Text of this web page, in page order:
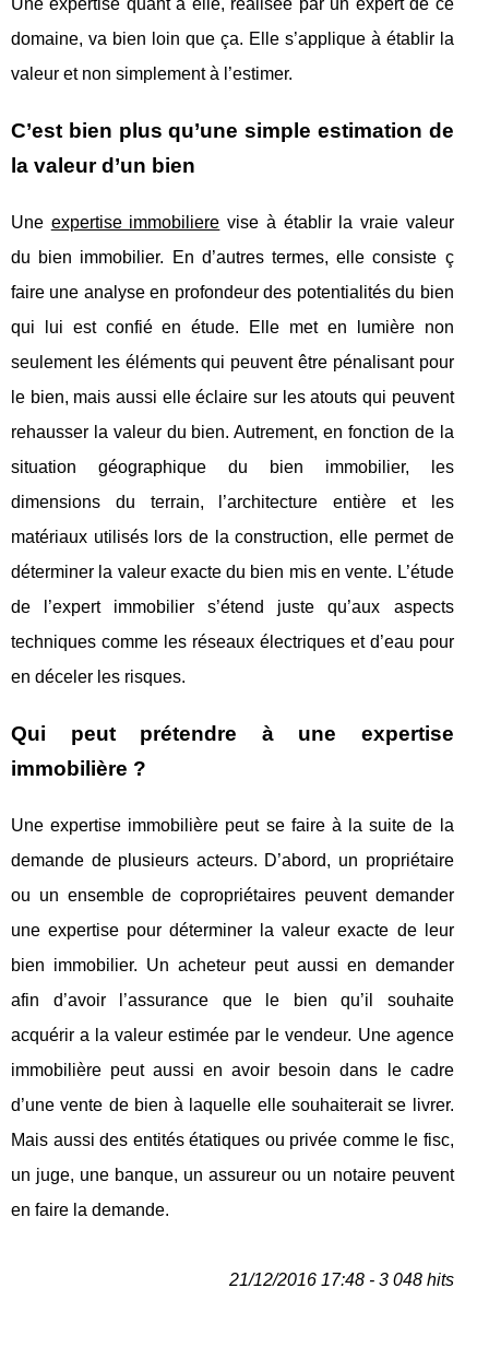
Une expertise quant à elle, réalisée par un expert de ce
domaine, va bien loin que ça. Elle s’applique à établir la
valeur et non simplement à l’estimer.
C’est bien plus qu’une simple estimation de
la valeur d’un bien
Une expertise immobiliere vise à établir la vraie valeur
du bien immobilier. En d’autres termes, elle consiste ç
faire une analyse en profondeur des potentialités du bien
qui lui est confié en étude. Elle met en lumière non
seulement les éléments qui peuvent être pénalisant pour
le bien, mais aussi elle éclaire sur les atouts qui peuvent
rehausser la valeur du bien. Autrement, en fonction de la
situation géographique du bien immobilier, les
dimensions du terrain, l’architecture entière et les
matériaux utilisés lors de la construction, elle permet de
déterminer la valeur exacte du bien mis en vente. L’étude
de l’expert immobilier s’étend juste qu’aux aspects
techniques comme les réseaux électriques et d’eau pour
en déceler les risques.
Qui peut prétendre à une expertise
immobilière ?
Une expertise immobilière peut se faire à la suite de la
demande de plusieurs acteurs. D’abord, un propriétaire
ou un ensemble de copropriétaires peuvent demander
une expertise pour déterminer la valeur exacte de leur
bien immobilier. Un acheteur peut aussi en demander
afin d’avoir l’assurance que le bien qu’il souhaite
acquérir a la valeur estimée par le vendeur. Une agence
immobilière peut aussi en avoir besoin dans le cadre
d’une vente de bien à laquelle elle souhaiterait se livrer.
Mais aussi des entités étatiques ou privée comme le fisc,
un juge, une banque, un assureur ou un notaire peuvent
en faire la demande.
21/12/2016 17:48 - 3 048 hits